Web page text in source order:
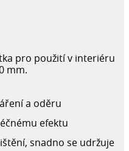
pro použití v interiéru
mm.
a oděru
efektu
snadno se udržuje